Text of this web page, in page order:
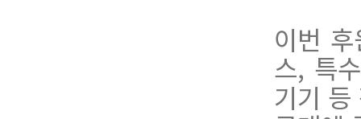
이번
스, 특
기기